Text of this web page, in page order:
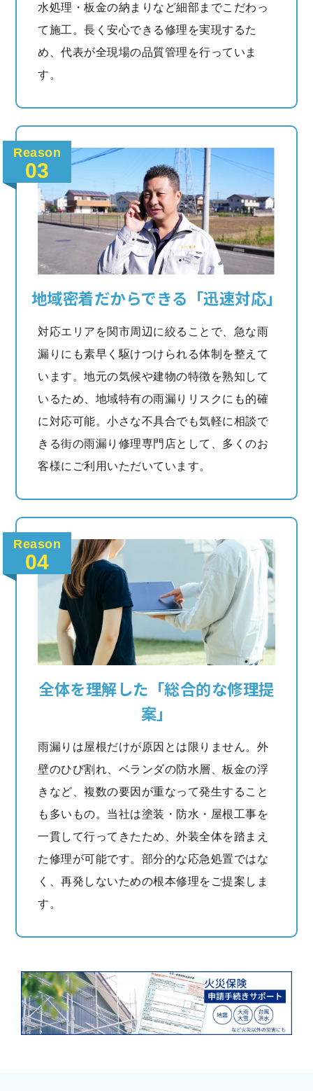
水処理・板金の納まりなど細部までこだわっ
て施工。長く安心できる修理を実現するた
め、代表が全現場の品質管理を行っていま
す。
Reason
03
地域密着だからできる「迅速対応」
対応エリアを関市周辺に絞ることで、急な雨
漏りにも素早く駆けつけられる体制を整えて
います。地元の気候や建物の特徴を熟知して
いるため、地域特有の雨漏りリスクにも的確
に対応可能。小さな不具合でも気軽に相談で
きる街の雨漏り修理専門店として、多くのお
客様にご利用いただいています。
Reason
04
全体を理解した「総合的な修理提
案」
雨漏りは屋根だけが原因とは限りません。外
壁のひび割れ、ベランダの防水層、板金の浮
きなど、複数の要因が重なって発生すること
も多いもの。当社は塗装・防水・屋根工事を
一貫して行ってきたため、外装全体を踏まえ
た修理が可能です。部分的な応急処置ではな
く、再発しないための根本修理をご提案しま
す。